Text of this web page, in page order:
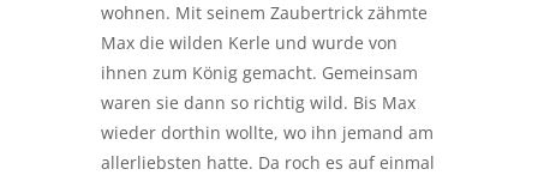
wohnen. Mit seinem Zaubertrick zähmte
Max die wilden Kerle und wurde von
ihnen zum König gemacht. Gemeinsam
waren sie dann so richtig wild. Bis Max
wieder dorthin wollte, wo ihn jemand am
allerliebsten hatte. Da roch es auf einmal